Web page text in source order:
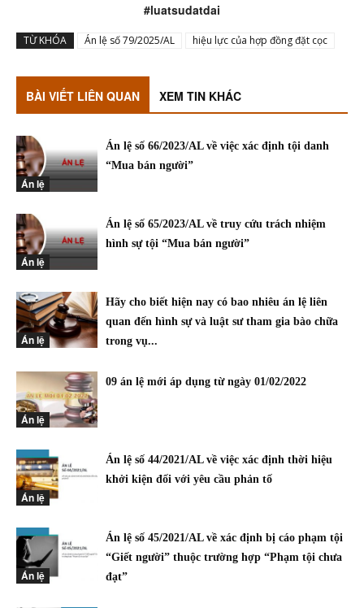
#luatsudatdai
TỪ KHÓA Án lệ số 79/2025/AL hiệu lực của hợp đồng đặt cọc
BÀI VIẾT LIÊN QUAN XEM TIN KHÁC
Án lệ
Án lệ số 66/2023/AL về việc xác định tội danh
“Mua bán người”
Án lệ
Án lệ số 65/2023/AL về truy cứu trách nhiệm
hình sự tội “Mua bán người”
Án lệ
Hãy cho biết hiện nay có bao nhiêu án lệ liên
quan đến hình sự và luật sư tham gia bào chữa
trong vụ...
Án lệ
09 án lệ mới áp dụng từ ngày 01/02/2022
Án lệ
Án lệ số 44/2021/AL về việc xác định thời hiệu
khởi kiện đối với yêu cầu phản tố
Án lệ
Án lệ số 45/2021/AL về xác định bị cáo phạm tội
“Giết người” thuộc trường hợp “Phạm tội chưa
đạt”